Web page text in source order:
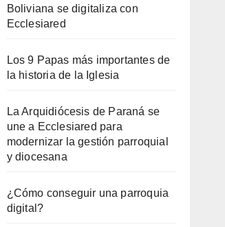
Boliviana se digitaliza con
Ecclesiared
Los 9 Papas más importantes de
la historia de la Iglesia
La Arquidiócesis de Paraná se
une a Ecclesiared para
modernizar la gestión parroquial
y diocesana
¿Cómo conseguir una parroquia
digital?